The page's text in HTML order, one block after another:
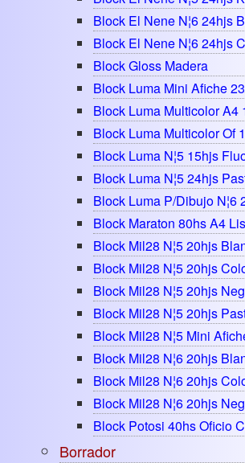
Block El Nene N¦6 24hjs
Block El Nene N¦6 24hjs
Block Gloss Madera
Block Luma Mini Afiche
Block Luma Multicolor A4
Block Luma Multicolor Of
Block Luma N¦5 15hjs
Block Luma N¦5 24hjs
Block Luma P/dibujo N¦6
Block Maraton 80hs A4
Block Mil28 N¦5 20hjs
Block Mil28 N¦5 20hjs
Block Mil28 N¦5 20hjs
Block Mil28 N¦5 20hjs
Block Mil28 N¦5 Mini
Block Mil28 N¦6 20hjs
Block Mil28 N¦6 20hjs
Block Mil28 N¦6 20hjs
Block Potosi 40hs Oficio
Borrador